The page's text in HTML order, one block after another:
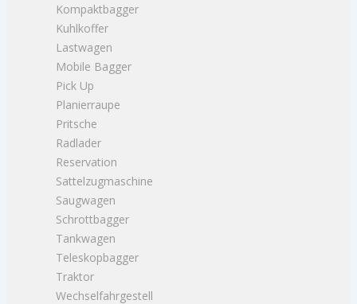
Kompaktbagger
Kuhlkoffer
Lastwagen
Mobile Bagger
Pick Up
Planierraupe
Pritsche
Radlader
Reservation
Sattelzugmaschine
Saugwagen
Schrottbagger
Tankwagen
Teleskopbagger
Traktor
Wechselfahrgestell